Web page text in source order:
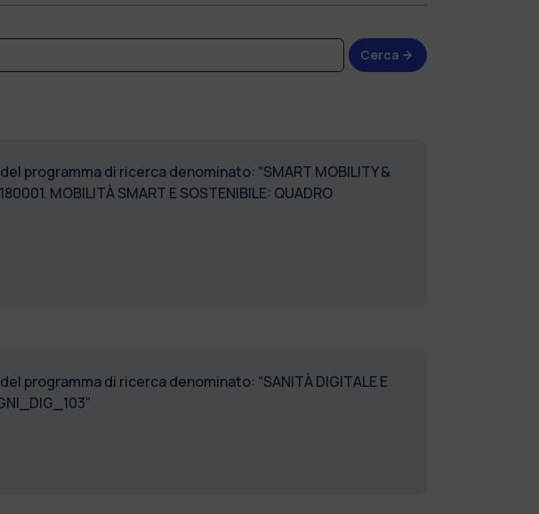
Cerca
programma di ricerca denominato: “SMART MOBILITY &
MOBILITÀ SMART E SOSTENIBILE: QUADRO
programma di ricerca denominato: “SANITÀ DIGITALE E